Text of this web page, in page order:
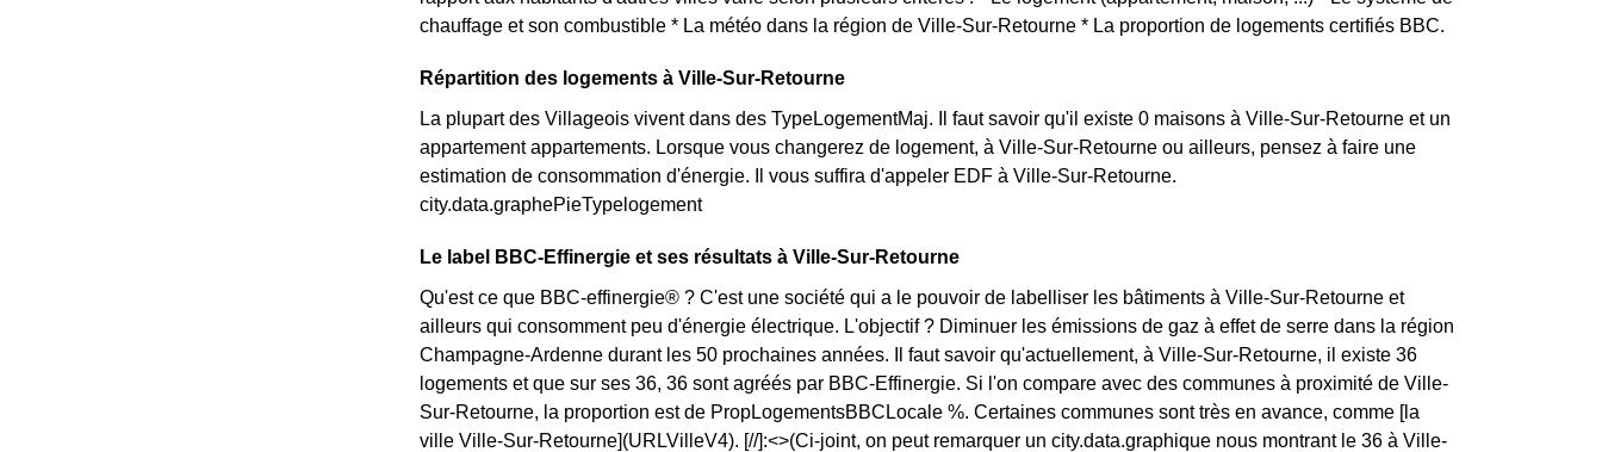
chauffage et son combustible * La météo dans la région de Ville-Sur-Retourne * La proportion de logements certifiés BBC.
Répartition des logements à Ville-Sur-Retourne
La plupart des Villageois vivent dans des TypeLogementMaj. Il faut savoir qu'il existe 0 maisons à Ville-Sur-Retourne et un
appartement appartements. Lorsque vous changerez de logement, à Ville-Sur-Retourne ou ailleurs, pensez à faire une
estimation de consommation d'énergie. Il vous suffira d'appeler EDF à Ville-Sur-Retourne.
city.data.graphePieTypelogement
Le label BBC-Effinergie et ses résultats à Ville-Sur-Retourne
Qu'est ce que BBC-effinergie® ? C'est une société qui a le pouvoir de labelliser les bâtiments à Ville-Sur-Retourne et
ailleurs qui consomment peu d'énergie électrique. L'objectif ? Diminuer les émissions de gaz à effet de serre dans la région
Champagne-Ardenne durant les 50 prochaines années. Il faut savoir qu'actuellement, à Ville-Sur-Retourne, il existe 36
logements et que sur ses 36, 36 sont agréés par BBC-Effinergie. Si l'on compare avec des communes à proximité de Ville-
Sur-Retourne, la proportion est de PropLogementsBBCLocale %. Certaines communes sont très en avance, comme [la
ville Ville-Sur-Retourne](URLVilleV4). [//]:<>(Ci-joint, on peut remarquer un city.data.graphique nous montrant le 36 à Ville-